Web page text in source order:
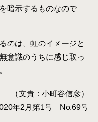
暗示するものなので
のは、虹のイメージと
意識のうちに感じ取っ
（文責：小町谷信彦）
年2月第1号 No.69号